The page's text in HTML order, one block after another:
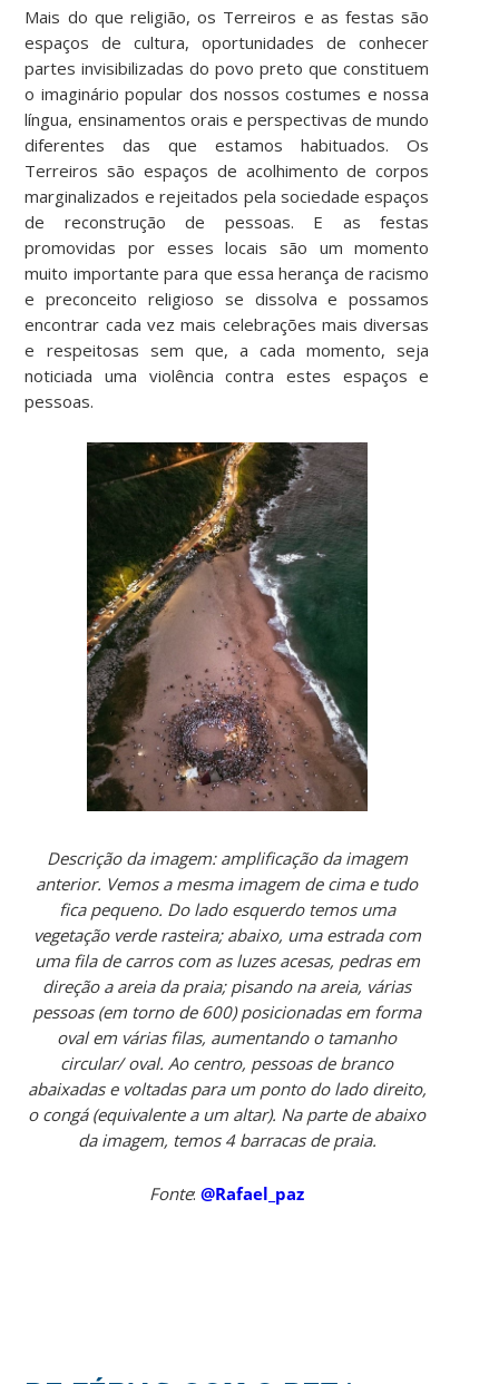
Mais do que religião, os Terreiros e as festas são
espaços de cultura, oportunidades de conhecer
partes invisibilizadas do povo preto que constituem
o imaginário popular dos nossos costumes e nossa
língua, ensinamentos orais e perspectivas de mundo
diferentes das que estamos habituados. Os
Terreiros são espaços de acolhimento de corpos
marginalizados e rejeitados pela sociedade espaços
de reconstrução de pessoas. E as festas
promovidas por esses locais são um momento
muito importante para que essa herança de racismo
e preconceito religioso se dissolva e possamos
encontrar cada vez mais celebrações mais diversas
e respeitosas sem que, a cada momento, seja
noticiada uma violência contra estes espaços e
pessoas.
Descrição da imagem: amplificação da imagem
anterior. Vemos a mesma imagem de cima e tudo
fica pequeno. Do lado esquerdo temos uma
vegetação verde rasteira; abaixo, uma estrada com
uma fila de carros com as luzes acesas, pedras em
direção a areia da praia; pisando na areia, várias
pessoas (em torno de 600) posicionadas em forma
oval em várias filas, aumentando o tamanho
circular/ oval. Ao centro, pessoas de branco
abaixadas e voltadas para um ponto do lado direito,
o congá (equivalente a um altar). Na parte de abaixo
da imagem, temos 4 barracas de praia.
Fonte:@Rafael_paz